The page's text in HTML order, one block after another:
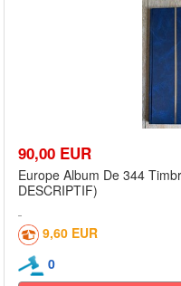
90,00 EUR
Europe Album De 344
DESCRIPTIF)
9,60 EUR
0